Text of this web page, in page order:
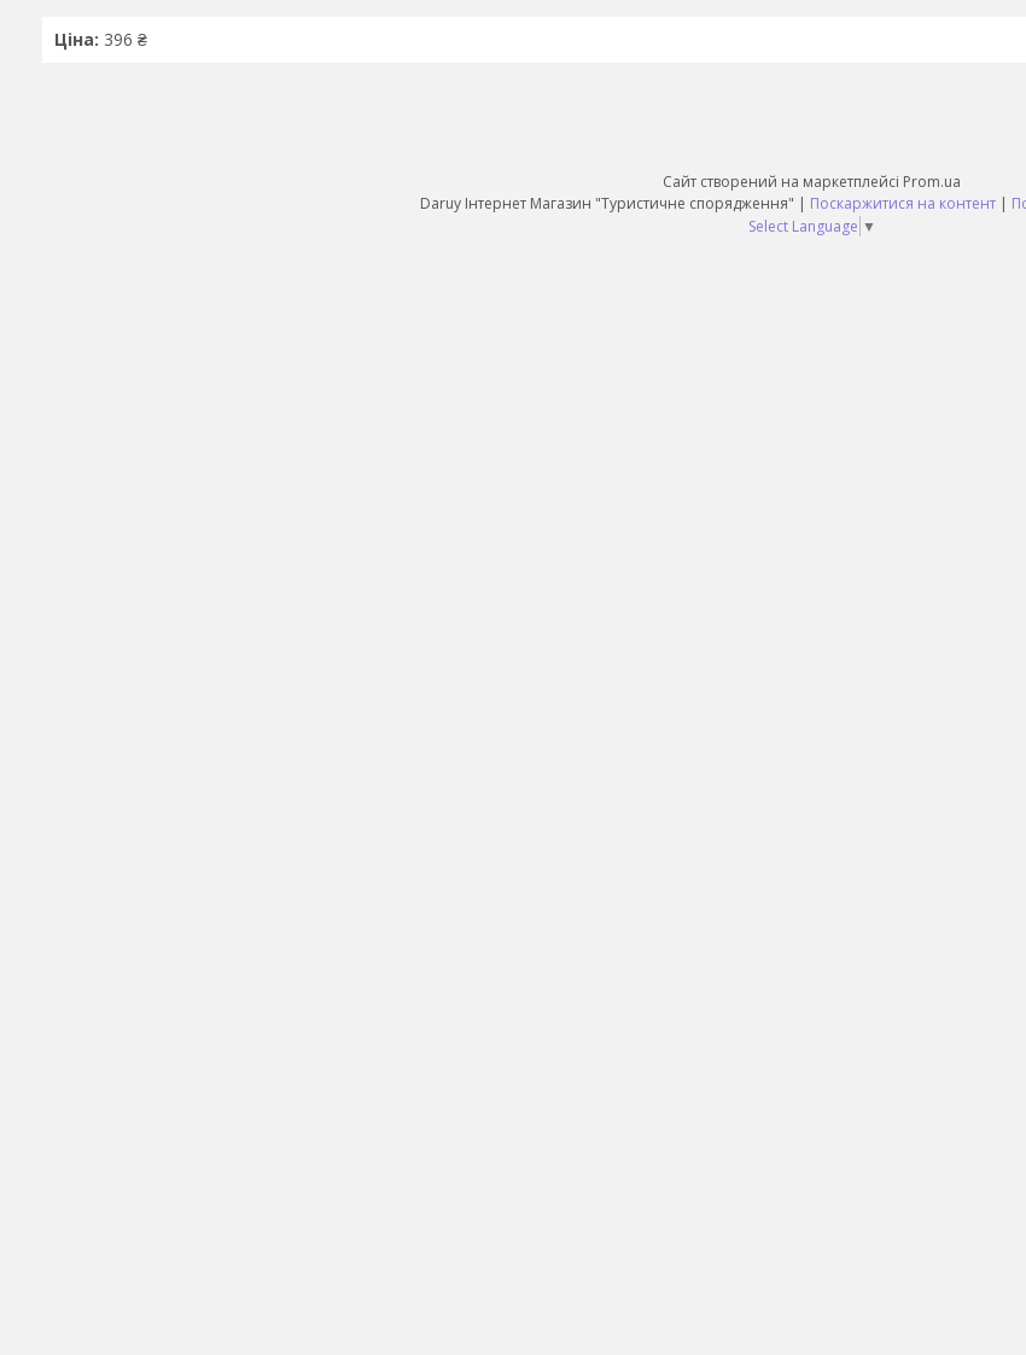
Ціна: 396 ₴
Сайт створений на маркетплейсі Prom.ua
Daruy Інтернет Магазин "Туристичне спорядження" | Поскаржитися на контент |
Select Language ▼